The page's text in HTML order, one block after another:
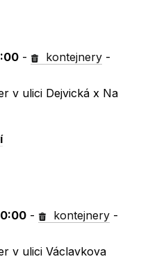
- kontejnery -
v ulici Dejvická x Na
- kontejnery -
v ulici Václavkova